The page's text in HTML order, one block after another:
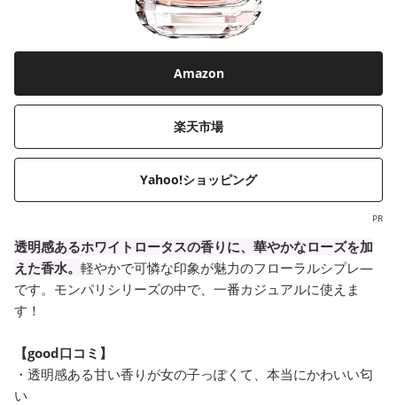
Amazon
楽天市場
Yahoo!ショッピング
PR
透明感あるホワイトロータスの香りに、華やかなローズを加
えた香水。 軽やかで可憐な印象が魅力のフローラルシプレ―
です。モンパリシリーズの中で、一番カジュアルに使えま
す！
【good口コミ】
・透明感ある甘い香りが女の子っぽくて、本当にかわいい匂
い